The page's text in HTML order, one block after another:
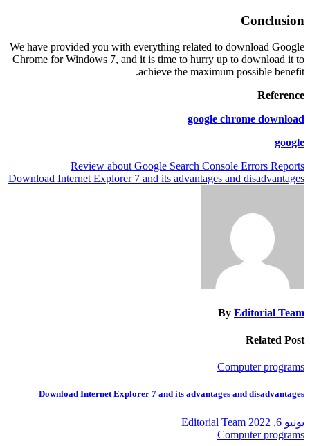
Conclusion
We have provided you with everything related to download Google
Chrome for Windows 7, and it is time to hurry up to download it to
achieve the maximum possible benefit.
Reference
google chrome download
google
تصفّح
المقالات
Review about Google Search Console Errors Reports
Download Internet Explorer 7 and its advantages and disadvantages
By Editorial Team
Related Post
Computer programs
Download Internet Explorer 7 and its advantages and disadvantages
يونيو 6, 2022
Editorial Team
Computer programs